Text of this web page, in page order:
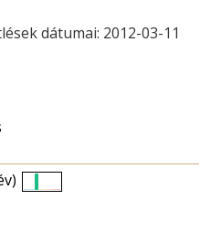
dátumai: 2012-03-11